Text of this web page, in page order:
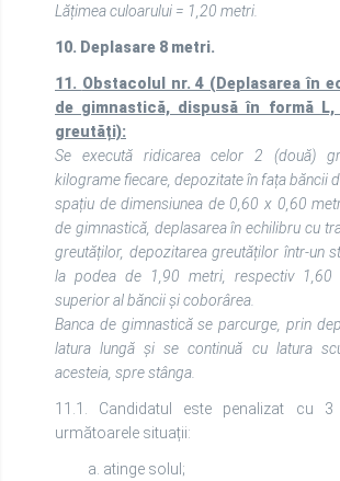
Lățimea culoarului = 1,20 metri.
10. Deplasare 8 metri.
11. Obstacolul nr. 4 (Deplasarea în
de gimnastică, dispusă în formă
greutăți):
Se execută ridicarea celor 2 (două)
kilograme fiecare, depozitate în fața băncii
spațiu de dimensiunea de 0,60 x 0,60
de gimnastică, deplasarea în echilibru cu
greutăților, depozitarea greutăților într-un
la podea de 1,90 metri, respectiv
superior al băncii și coborârea.
Banca de gimnastică se parcurge, prin
latura lungă și se continuă cu latura
acesteia, spre stânga.
11.1. Candidatul este penalizat cu
următoarele situații:
a. atinge solul;